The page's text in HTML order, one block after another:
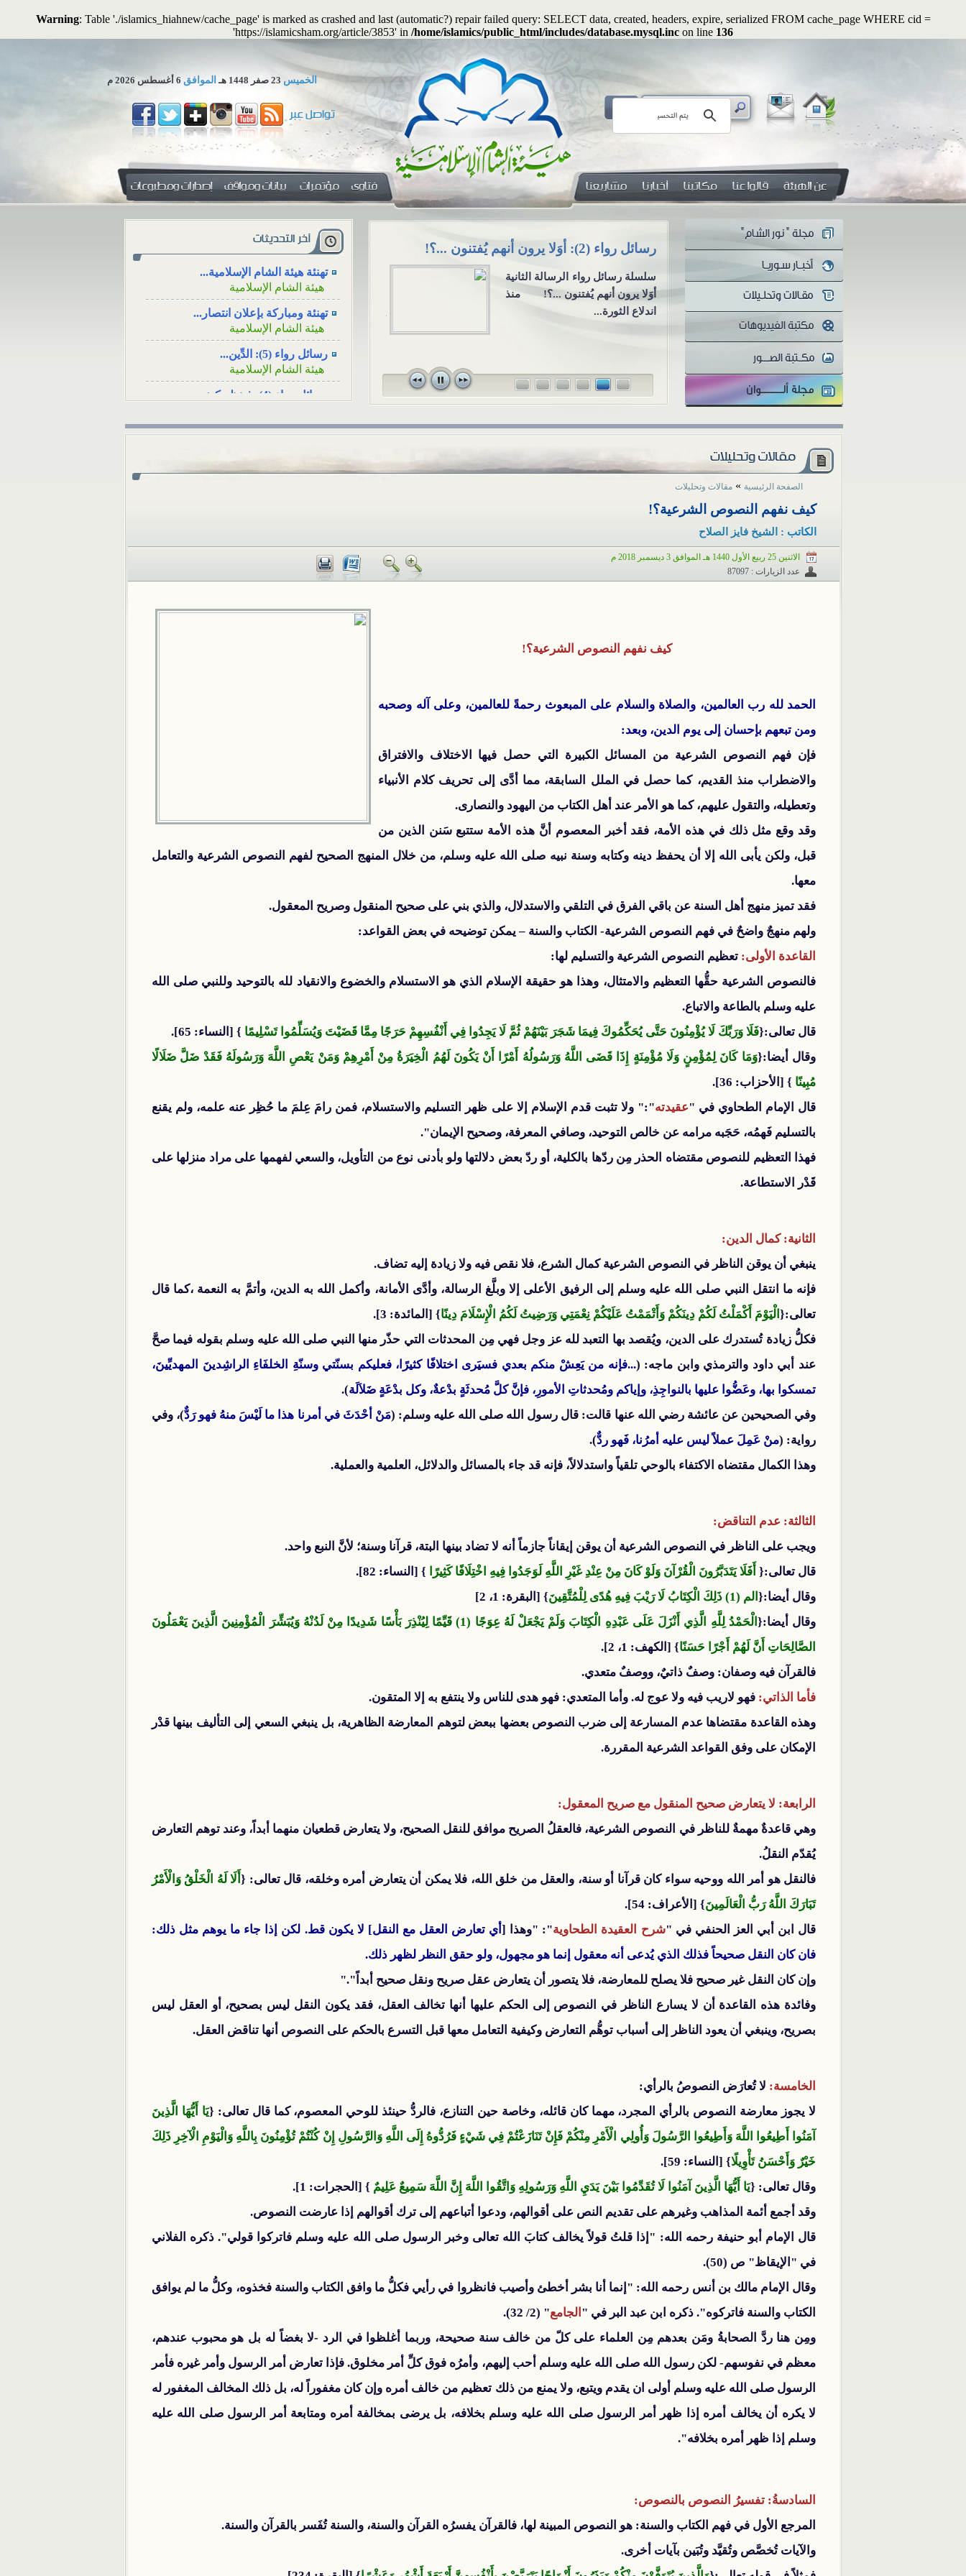
Warning: Table './islamics_hiahnew/cache_page' is marked as crashed and last (automatic?) repair failed query: SELECT data, created, headers, expire, serialized FROM cache_page WHERE cid =
'https://islamicsham.org/article/3853' in /home/islamics/public_html/includes/database.mysql.inc on line 136
الخميس 23 صفر 1448 هـ الموافق 6 أغسطس 2026 م
أوَلا يرون أنهم يُفتنون ...؟! منذ
هل يجوز جعلُ المهرِ منفعةً معنوية؟
هل يجوز جعلُ المهرِ منفعةً
معنوية؟ السؤال: هل يجوز أن
يكون المهرُ منفعةً أو خِدمةً
الاجتماع للعزاء، والتعزية من خلال وسائل
الاجتماع للعزاء، ووقته، والتعزية
من خلال وسائل التواصل
الاجتماعي السؤال: عند وفاة
قريبٍ لأحد الأصدقاء هل يكفي
هل تجوز الاستعاضة عن المال...
المكتب العلمي ـ هيئة الشام...
هيئة الشام الإسلامية
تهنئة ومباركة بإعلان انتصار...
هيئة الشام الإسلامية
رسائل رواء (5): الدِّين...
هيئة الشام الإسلامية
رسائل رواء (4): فينظرَ كيف...
هيئة الشام الإسلامية
رسائل رواء (3): لا يُسلِمُه...
رسائل رواء (1): وأصلحوا ذات...
أحكامُ الجوائز في المسابقات...
المكتب العلمي ـ هيئة الشام...
الصفحة الرئيسية » مقالات وتحليلات
كيف نفهم النصوص الشرعية؟!
الكاتب : الشيخ فايز الصلاح
الاثنين 25 ربيع الأول 1440 هـ الموافق 3 ديسمبر 2018 م
عدد الزيارات : 87097
كيف نفهم النصوص الشرعية؟!
الحمد لله رب العالمين، والصلاة والسلام على المبعوث رحمةً للعالمين، وعلى آله وصحبه
ومن تبعهم بإحسان إلى يوم الدين، وبعد:
فإن فهم النصوص الشرعية من المسائل الكبيرة التي حصل فيها الاختلاف والافتراق
والاضطراب منذ القديم، كما حصل في الملل السابقة، مما أدَّى إلى تحريف كلام الأنبياء
وتعطيله، والتقول عليهم، كما هو الأمر عند أهل الكتاب من اليهود والنصارى.
وقد وقع مثل ذلك في هذه الأمة، فقد أخبر المعصوم أنَّ هذه الأمة ستتبع سَنن الذين من
قبل، ولكن يأبى الله إلا أن يحفظ دينه وكتابه وسنة نبيه صلى الله عليه وسلم، من خلال المنهج الصحيح لفهم النصوص الشرعية والتعامل
معها.
فقد تميز منهج أهل السنة عن باقي الفرق في التلقي والاستدلال، والذي بني على صحيح المنقول وصريح المعقول.
ولهم منهجٌ واضحٌ في فهم النصوص الشرعية- الكتاب والسنة – يمكن توضيحه في بعض القواعد:
القاعدة الأولى: تعظيم النصوص الشرعية والتسليم لها:
فالنصوص الشرعية حقُّها التعظيم والامتثال، وهذا هو حقيقة الإسلام الذي هو الاستسلام والخضوع والانقياد لله بالتوحيد وللنبي صلى الله
عليه وسلم بالطاعة والاتباع.
قال تعالى:{فَلَا وَرَبِّكَ لَا يُؤْمِنُونَ حَتَّى يُحَكِّمُوكَ فِيمَا شَجَرَ بَيْنَهُمْ ثُمَّ لَا يَجِدُوا فِي أَنْفُسِهِمْ حَرَجًا مِمَّا قَضَيْتَ وَيُسَلِّمُوا تَسْلِيمًا } [النساء: 65].
وقال أيضا:{وَمَا كَانَ لِمُؤْمِنٍ وَلَا مُؤْمِنَةٍ إِذَا قَضَى اللَّهُ وَرَسُولُهُ أَمْرًا أَنْ يَكُونَ لَهُمُ الْخِيَرَةُ مِنْ أَمْرِهِمْ وَمَنْ يَعْصِ اللَّهَ وَرَسُولَهُ فَقَدْ ضَلَّ ضَلَالًا
مُبِينًا } [الأحزاب: 36].
قال الإمام الطحاوي في "عقيدته":" ولا تثبت قدم الإسلام إلا على ظهر التسليم والاستسلام، فمن رامَ عِلمَ ما حُظِر عنه علمه، ولم يقنع
بالتسليم فَهمُه، حَجَبه مرامه عن خالص التوحيد، وصافي المعرفة، وصحيح الإيمان".
فهذا التعظيم للنصوص مقتضاه الحذر مِن ردّها بالكلية، أو ردّ بعض دلالتها ولو بأدنى نوع من التأويل، والسعي لفهمها على مراد منزلها على
قَدْر الاستطاعة.
الثانية: كمال الدين:
ينبغي أن يوقن الناظر في النصوص الشرعية كمال الشرع، فلا نقص فيه ولا زيادة إليه تضاف.
فإنه ما انتقل النبي صلى الله عليه وسلم إلى الرفيق الأعلى إلا وبلَّغ الرسالة، وأدَّى الأمانة، وأكمل الله به الدين، وأتمَّ به النعمة ،كما قال
تعالى:{ الْيَوْمَ أَكْمَلْتُ لَكُمْ دِينَكُمْ وَأَتْمَمْتُ عَلَيْكُمْ نِعْمَتِي وَرَضِيتُ لَكُمُ الْإِسْلَامَ دِينًا} [المائدة: 3].
فكلُّ زيادة تُستدرك على الدين، ويُقصد بها التعبد لله عز وجل فهي مِن المحدثات التي حذّر منها النبي صلى الله عليه وسلم بقوله فيما صحَّ
عند أبي داود والترمذي وابن ماجه: (...فإنه من يَعِشْ منكم بعدي فسيَرى اختلافًا كثيرًا، فعليكم بسنّتي وسنّةِ الخلفَاءِ الراشِدينَ المهديِّينَ،
تمسكوا بها، وعَضُّوا عليها بالنواجِذِ، وإياكم ومُحدثاتِ الأمورِ، فإنَّ كلَّ مُحدثَةٍ بدْعةٌ، وكل بدْعَةٍ ضَلاَلَة).
وفي الصحيحين عن عائشة رضي الله عنها قالت: قال رسول الله صلى الله عليه وسلم: (مَنْ أحْدَثَ في أمرنا هذا ما لَيْسَ منهُ فهو رَدٌّ)، وفي
رواية: (منْ عَمِلَ عملاً ليس عليه أمرُنا، فَهو ردٌّ).
وهذا الكمال مقتضاه الاكتفاء بالوحي تلقياً واستدلالاً، فإنه قد جاء بالمسائل والدلائل، العلمية والعملية.
الثالثة: عدم التناقض:
ويجب على الناظر في النصوص الشرعية أن يوقن إيقاناً جازماً أنه لا تضاد بينها البتة، قرآنا وسنة؛ لأنَّ النبع واحد.
قال تعالى:{ أَفَلَا يَتَدَبَّرُونَ الْقُرْآنَ وَلَوْ كَانَ مِنْ عِنْدِ غَيْرِ اللَّهِ لَوَجَدُوا فِيهِ اخْتِلَافًا كَثِيرًا
} [النساء: 82].
وقال أيضا:{ الم (1) ذَلِكَ الْكِتَابُ لَا رَيْبَ فِيهِ هُدًى لِلْمُتَّقِينَ
} [البقرة: 1، 2]
وقال أيضا:{
الْحَمْدُ لِلَّهِ الَّذِي أَنْزَلَ عَلَى عَبْدِهِ الْكِتَابَ وَلَمْ يَجْعَلْ لَهُ عِوَجًا (1) قَيِّمًا لِيُنْذِرَ بَأْسًا شَدِيدًا مِنْ لَدُنْهُ وَيُبَشِّرَ الْمُؤْمِنِينَ الَّذِينَ يَعْمَلُونَ
الصَّالِحَاتِ أَنَّ لَهُمْ أَجْرًا حَسَنًا} [الكهف: 1، 2].
فالقرآن فيه وصفان: وصفٌ ذاتيٌ، ووصفٌ متعدي.
فأما الذاتي: فهو لاريب فيه ولا عوج له. وأما المتعدي: فهو هدى للناس ولا ينتفع به إلا المتقون.
وهذه القاعدة مقتضاها عدم المسارعة إلى ضرب النصوص بعضها ببعض لتوهم المعارضة الظاهرية، بل ينبغي السعي إلى التأليف بينها قدْر
الإمكان على وفق القواعد الشرعية المقررة.
الرابعة: لا يتعارض صحيح المنقول مع صريح المعقول:
وهي قاعدةٌ مهمةٌ للناظر في النصوص الشرعية، فالعقلُ الصريح موافق للنقل الصحيح، ولا يتعارض قطعيان منهما أبداً، وعند توهم التعارض
يُقدّم النقلُ.
فالنقل هو أمر الله ووحيه سواء كان قرآنا أو سنة، والعقل من خلق الله، فلا يمكن أن يتعارض أمره وخلقه، قال تعالى: {أَلَا لَهُ الْخَلْقُ وَالْأَمْرُ
تَبَارَكَ اللَّهُ رَبُّ الْعَالَمِينَ} [الأعراف: 54].
قال ابن أبي العز الحنفي في "شرح العقيدة الطحاوية": "وهذا [أي تعارض العقل مع النقل] لا يكون قط. لكن إذا جاء ما يوهم مثل ذلك:
فان كان النقل صحيحاً فذلك الذي يُدعى أنه معقول إنما هو مجهول، ولو حقق النظر لظهر ذلك.
وإن كان النقل غير صحيح فلا يصلح للمعارضة، فلا يتصور أن يتعارض عقل صريح ونقل صحيح أبداً"."
وفائدة هذه القاعدة أن لا يسارع الناظر في النصوص إلى الحكم عليها أنها تخالف العقل، فقد يكون النقل ليس بصحيح، أو العقل ليس
بصريح، وينبغي أن يعود الناظر إلى أسباب توهُّم التعارض وكيفية التعامل معها قبل التسرع بالحكم على النصوص أنها تناقض العقل.
الخامسة: لا تُعارَض النصوصُ بالرأي:
لا يجوز معارضة النصوص بالرأي المجرد، مهما كان قائله، وخاصة حين التنازع، فالردُّ حينئذ للوحي المعصوم، كما قال تعالى: {يَا أَيُّهَا الَّذِينَ
آمَنُوا أَطِيعُوا اللَّهَ وَأَطِيعُوا الرَّسُولَ وَأُولِي الْأَمْرِ مِنْكُمْ فَإِنْ تَنَازَعْتُمْ فِي شَيْءٍ فَرُدُّوهُ إِلَى اللَّهِ وَالرَّسُولِ إِنْ كُنْتُمْ تُؤْمِنُونَ بِاللَّهِ وَالْيَوْمِ الْآخِرِ ذَلِكَ
خَيْرٌ وَأَحْسَنُ تَأْوِيلًا} [النساء: 59].
وقال تعالى: {يَا أَيُّهَا الَّذِينَ آمَنُوا لَا تُقَدِّمُوا بَيْنَ يَدَيِ اللَّهِ وَرَسُولِهِ وَاتَّقُوا اللَّهَ إِنَّ اللَّهَ سَمِيعٌ عَلِيمٌ } [الحجرات: 1].
وقد أجمع أئمة المذاهب وغيرهم على تقديم النص على أقوالهم، ودعوا أتباعهم إلى ترك أقوالهم إذا عارضت النصوص.
قال الإمام أبو حنيفة رحمه الله: "إذا قلتُ قولاً يخالف كتابَ الله تعالى وخبر الرسول صلى الله عليه وسلم فاتركوا قولي". ذكره الفلاني
في "الإيقاظ" ص (50).
وقال الإمام مالك بن أنس رحمه الله: "إنما أنا بشر أخطئ وأصيب فانظروا في رأيي فكلُّ ما وافق الكتاب والسنة فخذوه، وكلُّ ما لم يوافق
الكتاب والسنة فاتركوه". ذكره ابن عبد البر في " الجامع" (2/ 32).
ومِن هنا ردَّ الصحابةُ ومَن بعدهم مِن العلماء على كلّ من خالف سنة صحيحة، وربما أغلظوا في الرد -لا بغضاً له بل هو محبوب عندهم،
معظم في نفوسهم- لكن رسول الله صلى الله عليه وسلم أحب إليهم، وأمرُه فوق كلِّ أمر مخلوق. فإذا تعارض أمر الرسول وأمر غيره فأمر
الرسول صلى الله عليه وسلم أولى ان يقدم ويتبع، ولا يمنع من ذلك تعظيم من خالف أمره وإن كان مغفوراً له، بل ذلك المخالف المغفور له
لا يكره أن يخالف أمره إذا ظهر أمر الرسول صلى الله عليه وسلم بخلافه، بل يرضى بمخالفة أمره ومتابعة أمر الرسول صلى الله عليه
وسلم إذا ظهر أمره بخلافه".
السادسةُ: تفسيرُ النصوص بالنصوص:
المرجع الأول في فهم الكتاب والسنة: هو النصوص المبينة لها، فالقرآن يفسرُه القرآن والسنة، والسنة تُفَسر بالقرآن والسنة.
والآيات تُخصَّص وتُقيَّد وتُبَين بآيات أخرى.